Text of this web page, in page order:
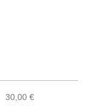
30,00 €